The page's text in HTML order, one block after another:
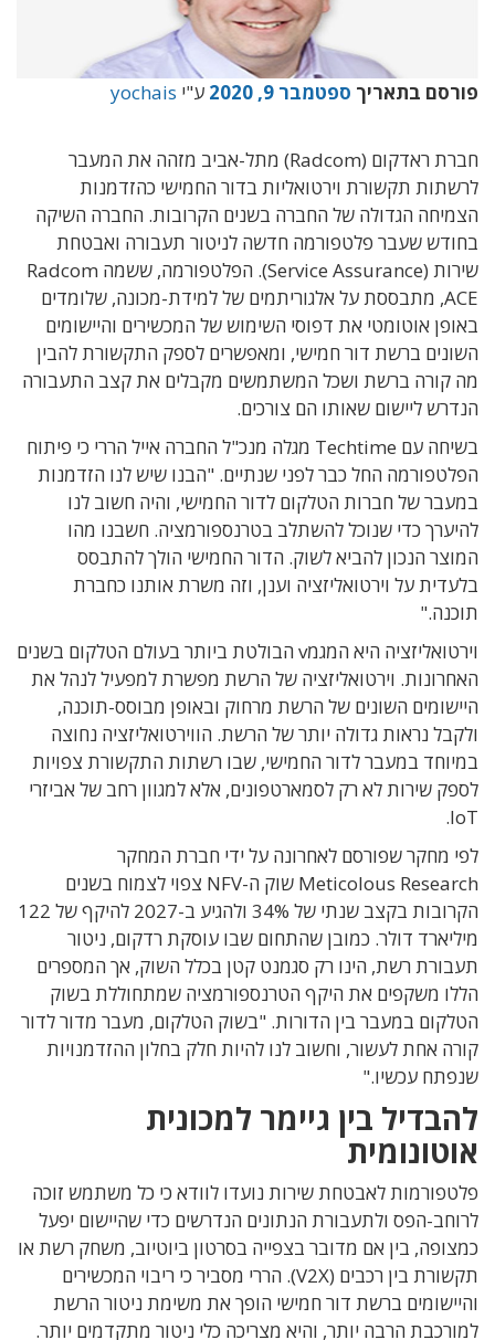
פורסם בתאריך ספטמבר 9, 2020 ע"י yochais
חברת ראדקום (Radcom) מתל-אביב מזהה את המעבר
לרשתות תקשורת וירטואליות בדור החמישי כהזדמנות
הצמיחה הגדולה של החברה בשנים הקרובות. החברה השיקה
בחודש שעבר פלטפורמה חדשה לניטור תעבורה ואבטחת
שירות (Service Assurance). הפלטפורמה, ששמה Radcom
ACE, מתבססת על אלגוריתמים של למידת-מכונה, שלומדים
באופן אוטומטי את דפוסי השימוש של המכשירים והיישומים
השונים ברשת דור חמישי, ומאפשרים לספק התקשורת להבין
מה קורה ברשת ושכל המשתמשים מקבלים את קצב התעבורה
הנדרש ליישום שאותו הם צורכים.
בשיחה עם Techtime מגלה מנכ"ל החברה אייל הררי כי פיתוח
הפלטפורמה החל כבר לפני שנתיים. "הבנו שיש לנו הזדמנות
במעבר של חברות הטלקום לדור החמישי, והיה חשוב לנו
להיערך כדי שנוכל להשתלב בטרנספורמציה. חשבנו מהו
המוצר הנכון להביא לשוק. הדור החמישי הולך להתבסס
בלעדית על וירטואליזציה וענן, וזה משרת אותנו כחברת
תוכנה."
וירטואליזציה היא המגמv הבולטת ביותר בעולם הטלקום בשנים
האחרונות. וירטואליזציה של הרשת מפשרת למפעיל לנהל את
היישומים השונים של הרשת מרחוק ובאופן מבוסס-תוכנה,
ולקבל נראות גדולה יותר של הרשת. הווירטואליזציה נחוצה
במיוחד במעבר לדור החמישי, שבו רשתות התקשורת צפויות
לספק שירות לא רק לסמארטפונים, אלא למגוון רחב של אביזרי
IoT.
לפי מחקר שפורסם לאחרונה על ידי חברת המחקר
Meticolous Research שוק ה-NFV צפוי לצמוח בשנים
הקרובות בקצב שנתי של 34% ולהגיע ב-2027 להיקף של 122
מיליארד דולר. כמובן שהתחום שבו עוסקת רדקום, ניטור
תעבורת רשת, הינו רק סגמנט קטן בכלל השוק, אך המספרים
הללו משקפים את היקף הטרנספורמציה שמתחוללת בשוק
הטלקום במעבר בין הדורות. "בשוק הטלקום, מעבר מדור לדור
קורה אחת לעשור, וחשוב לנו להיות חלק בחלון ההזדמנויות
שנפתח עכשיו."
להבדיל בין גיימר למכונית
אוטונומית
פלטפורמות לאבטחת שירות נועדו לוודא כי כל משתמש זוכה
לרוחב-הפס ולתעבורת הנתונים הנדרשים כדי שהיישום יפעל
כמצופה, בין אם מדובר בצפייה בסרטון ביוטיוב, משחק רשת או
תקשורת בין רכבים (V2X). הררי מסביר כי ריבוי המכשירים
והיישומים ברשת דור חמישי הופך את משימת ניטור הרשת
למורכבת הרבה יותר, והיא מצריכה כלי ניטור מתקדמים יותר.